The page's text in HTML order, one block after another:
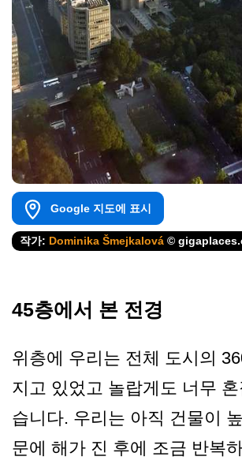
Google 지도에 표시
작가: Dominika Šmejkalová ©
45층에서 본 전경
위층에 우리는 전체 도시의
지고 있었고 놀랍게도 너무
습니다. 우리는 아직 건물이
문에 해가 진 후에 조금 반복